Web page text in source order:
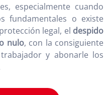
especialmente cuando
fundamentales o existe
legal, el despido
nulo, con la consiguiente
y abonarle los